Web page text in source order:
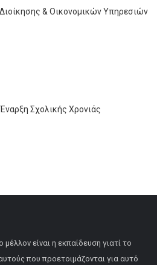
& Οικονομικών Υπηρεσιών
Σχολικής Χρονιάς
μέλλον είναι η εκπαίδευση γιατί το
που προετοιμάζονται για αυτό